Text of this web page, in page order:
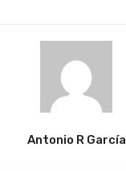
Antonio R García